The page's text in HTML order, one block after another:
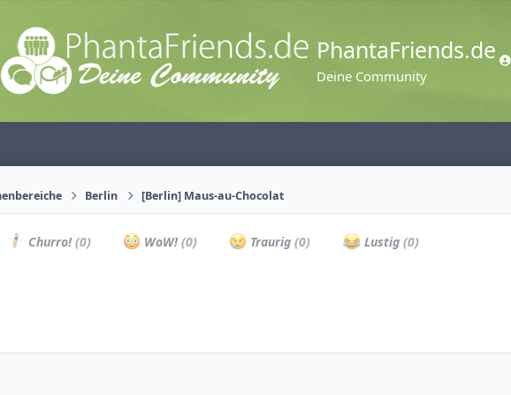
PhantaFriends.de
Deine Community
Berlin [Berlin] Maus-au-Chocolat
Churro!(0) WoW!(0) Traurig(0) Lustig (0)